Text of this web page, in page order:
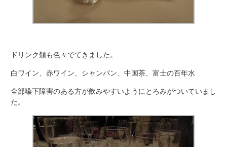
ドリンク類も色々でてきました。
白ワイン、赤ワイン、シャンパン、中国茶、富士の百年水
全部嚥下障害のある方が飲みやすいようにとろみがついていまし
た。